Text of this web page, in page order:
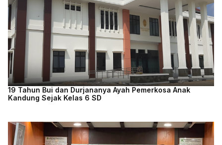
19 Tahun Bui dan Durjananya Ayah Pemerkosa Anak
Kandung Sejak Kelas 6 SD